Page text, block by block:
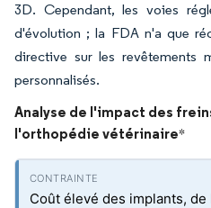
3D. Cependant, les voies
d'évolution ; la FDA n'a que
directive sur les revêtements
personnalisés.
Analyse de l'impact des
l'orthopédie vétérinaire*
Coût élevé des implants,